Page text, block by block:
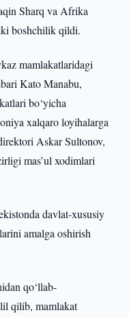
Sharq va Afrika
boshchilik qildi.
mamlakatlaridagi
Kato Manabu,
bo‘yicha
xalqaro loyihalarga
Askar Sultonov,
mas’ul xodimlari
davlat-xususiy
amalga oshirish
qo‘llab-
qilib, mamlakat